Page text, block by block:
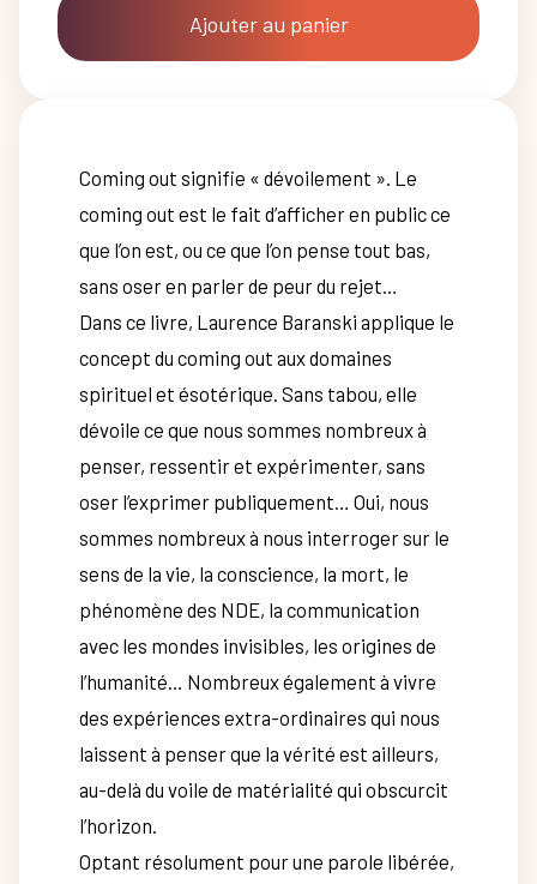
Ajouter au panier
Coming out signifie « dévoilement ». Le
coming out est le fait d’afficher en public ce
que l’on est, ou ce que l’on pense tout bas,
sans oser en parler de peur du rejet…
Dans ce livre, Laurence Baranski applique le
concept du coming out aux domaines
spirituel et ésotérique. Sans tabou, elle
dévoile ce que nous sommes nombreux à
penser, ressentir et expérimenter, sans
oser l’exprimer publiquement… Oui, nous
sommes nombreux à nous interroger sur le
sens de la vie, la conscience, la mort, le
phénomène des NDE, la communication
avec les mondes invisibles, les origines de
l’humanité… Nombreux également à vivre
des expériences extra-ordinaires qui nous
laissent à penser que la vérité est ailleurs,
au-delà du voile de matérialité qui obscurcit
l’horizon.
Optant résolument pour une parole libérée,